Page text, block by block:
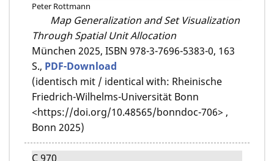
Peter Rottmann
Map Generalization and Set Visualization
Through Spatial Unit Allocation
München 2025, ISBN 978-3-7696-5383-0, 163
S., PDF-Download
(identisch mit / identical with: Rheinische
Friedrich-Wilhelms-Universität Bonn
<https://doi.org/10.48565/bonndoc-706> ,
Bonn 2025)
C 970